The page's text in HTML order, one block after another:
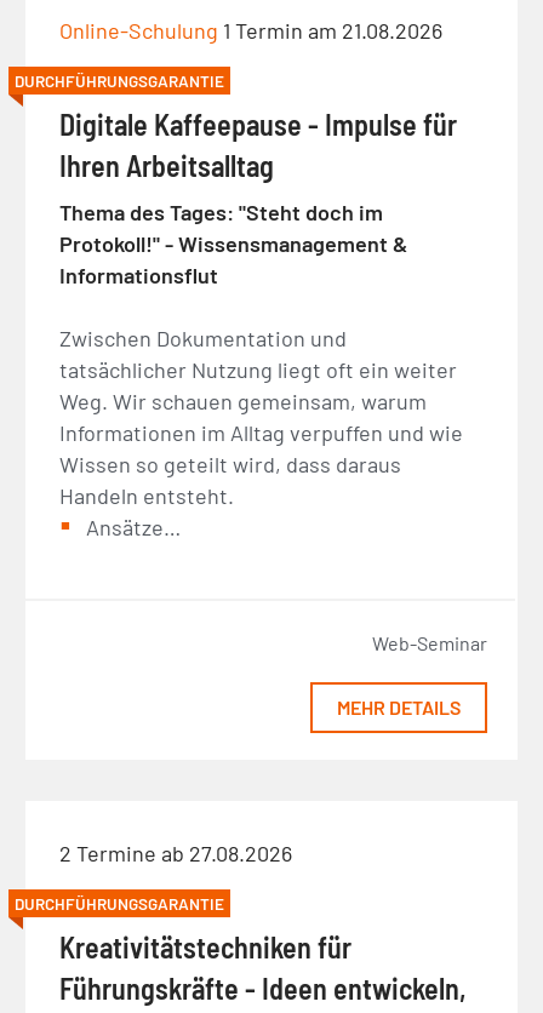
Online-Schulung 1 Termin am 21.08.2026
DURCHFÜHRUNGSGARANTIE
Digitale Kaffeepause - Impulse für
Ihren Arbeitsalltag
Thema des Tages: "Steht doch im
Protokoll!" - Wissensmanagement &
Informationsflut
Zwischen Dokumentation und
tatsächlicher Nutzung liegt oft ein weiter
Weg. Wir schauen gemeinsam, warum
Informationen im Alltag verpuffen und wie
Wissen so geteilt wird, dass daraus
Handeln entsteht.
Ansätze…
Web-Seminar
MEHR DETAILS
2 Termine ab 27.08.2026
DURCHFÜHRUNGSGARANTIE
Kreativitätstechniken für
Führungskräfte - Ideen entwickeln,